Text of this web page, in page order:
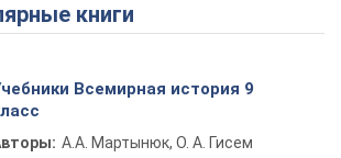
Play Video
книги
Всемирная история 9
А.А. Мартынюк, О. А. Гисем